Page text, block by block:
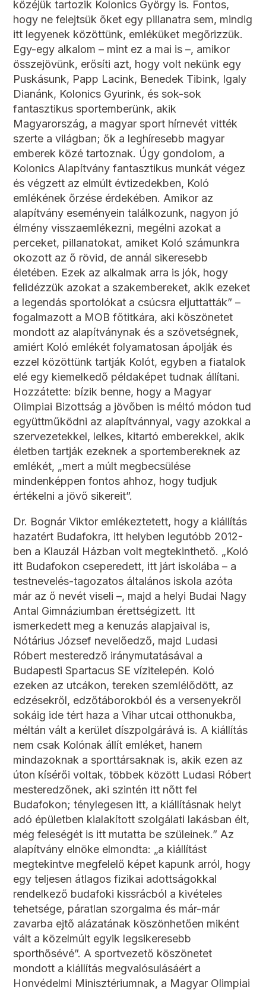
közéjük tartozik Kolonics György is. Fontos,
hogy ne felejtsük őket egy pillanatra sem, mindig
itt legyenek közöttünk, emléküket megőrizzük.
Egy-egy alkalom – mint ez a mai is –, amikor
összejövünk, erősíti azt, hogy volt nekünk egy
Puskásunk, Papp Lacink, Benedek Tibink, Igaly
Dianánk, Kolonics Gyurink, és sok-sok
fantasztikus sportemberünk, akik
Magyarország, a magyar sport hírnevét vitték
szerte a világban; ők a leghíresebb magyar
emberek közé tartoznak. Úgy gondolom, a
Kolonics Alapítvány fantasztikus munkát végez
és végzett az elmúlt évtizedekben, Koló
emlékének őrzése érdekében. Amikor az
alapítvány eseményein találkozunk, nagyon jó
élmény visszaemlékezni, megélni azokat a
perceket, pillanatokat, amiket Koló számunkra
okozott az ő rövid, de annál sikeresebb
életében. Ezek az alkalmak arra is jók, hogy
felidézzük azokat a szakembereket, akik ezeket
a legendás sportolókat a csúcsra eljuttatták” –
fogalmazott a MOB főtitkára, aki köszönetet
mondott az alapítványnak és a szövetségnek,
amiért Koló emlékét folyamatosan ápolják és
ezzel közöttünk tartják Kolót, egyben a fiatalok
elé egy kiemelkedő példaképet tudnak állítani.
Hozzátette: bízik benne, hogy a Magyar
Olimpiai Bizottság a jövőben is méltó módon tud
együttműködni az alapítvánnyal, vagy azokkal a
szervezetekkel, lelkes, kitartó emberekkel, akik
életben tartják ezeknek a sportembereknek az
emlékét, „mert a múlt megbecsülése
mindenképpen fontos ahhoz, hogy tudjuk
értékelni a jövő sikereit”.
Dr. Bognár Viktor emlékeztetett, hogy a kiállítás
hazatért Budafokra, itt helyben legutóbb 2012-
ben a Klauzál Házban volt megtekinthető. „Koló
itt Budafokon cseperedett, itt járt iskolába – a
testnevelés-tagozatos általános iskola azóta
már az ő nevét viseli –, majd a helyi Budai Nagy
Antal Gimnáziumban érettségizett. Itt
ismerkedett meg a kenuzás alapjaival is,
Nótárius József nevelőedző, majd Ludasi
Róbert mesteredző iránymutatásával a
Budapesti Spartacus SE vízitelepén. Koló
ezeken az utcákon, tereken szemlélődött, az
edzésekről, edzőtáborokból és a versenyekről
sokáig ide tért haza a Vihar utcai otthonukba,
méltán vált a kerület díszpolgárává is. A kiállítás
nem csak Kolónak állít emléket, hanem
mindazoknak a sporttársaknak is, akik ezen az
úton kísérői voltak, többek között Ludasi Róbert
mesteredzőnek, aki szintén itt nőtt fel
Budafokon; ténylegesen itt, a kiállításnak helyt
adó épületben kialakított szolgálati lakásban élt,
még feleségét is itt mutatta be szüleinek.” Az
alapítvány elnöke elmondta: „a kiállítást
megtekintve megfelelő képet kapunk arról, hogy
egy teljesen átlagos fizikai adottságokkal
rendelkező budafoki kissrácból a kivételes
tehetsége, páratlan szorgalma és már-már
zavarba ejtő alázatának köszönhetően miként
vált a közelmúlt egyik legsikeresebb
sporthősévé”. A sportvezető köszönetet
mondott a kiállítás megvalósulásáért a
Honvédelmi Minisztériumnak, a Magyar Olimpiai